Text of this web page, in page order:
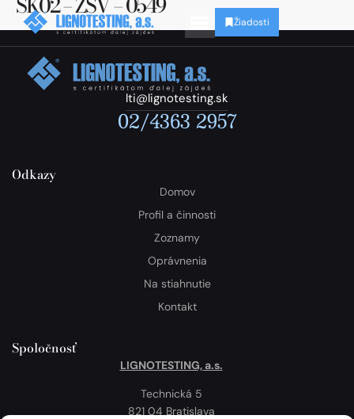
Žiadosti
lti@lignotesting.sk
02/4363 2957
Odkazy
Domov
Profil a činnosti
Zoznamy
Oprávnenia
Na stiahnutie
Kontakt
Spoločnosť
LIGNOTESTING, a.s.
Technická 5
821 04 Bratislava